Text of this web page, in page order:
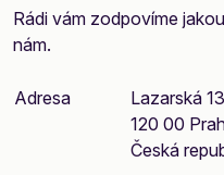
Rádi vám zodpovíme
nám.
Adresa
Lazarská
120 00
Česká